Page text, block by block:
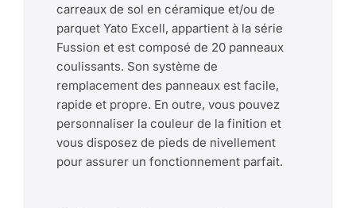
carreaux de sol en céramique et/ou de
parquet Yato Excell, appartient à la série
Fussion et est composé de 20 panneaux
coulissants. Son système de
remplacement des panneaux est facile,
rapide et propre. En outre, vous pouvez
personnaliser la couleur de la finition et
vous disposez de pieds de nivellement
pour assurer un fonctionnement parfait.